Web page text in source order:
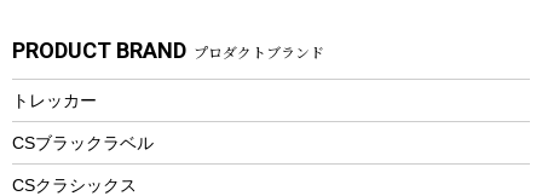
マグカップ、カップ
ステンレスボトル
フードボトル
スプレー関係
ツール、他
ヘルメット
エアーポンプ
アクセサリー
自転車ウェア
パラソル
フローティングベスト
ヘルメット
湯たんぽ
防災用品
PRODUCT BRAND プロダクトブランド
トレッカー
CSブラックラベル
CSクラシックス